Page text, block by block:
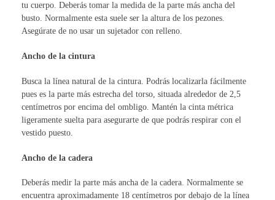
tu cuerpo. Deberás tomar la medida de la parte más ancha del
busto. Normalmente esta suele ser la altura de los pezones.
Asegúrate de no usar un sujetador con relleno.
Ancho de la cintura
Busca la línea natural de la cintura. Podrás localizarla fácilmente
pues es la parte más estrecha del torso, situada alrededor de 2,5
centímetros por encima del ombligo. Mantén la cinta métrica
ligeramente suelta para asegurarte de que podrás respirar con el
vestido puesto.
Ancho de la cadera
Deberás medir la parte más ancha de la cadera. Normalmente se
encuentra aproximadamente 18 centímetros por debajo de la línea